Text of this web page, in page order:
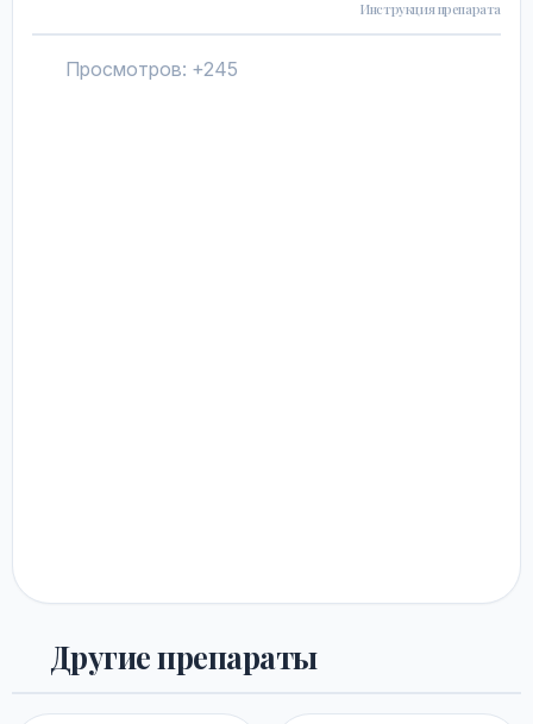
Инструкция препарата
Просмотров: +245
Другие препараты